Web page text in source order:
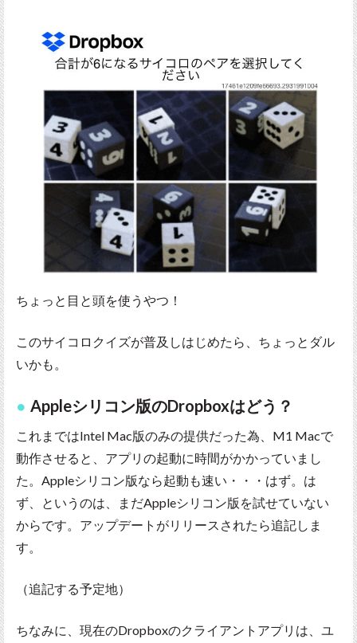
ちょっと目と頭を使うやつ！
このサイコロクイズが普及しはじめたら、ちょっとダル
いかも。
Appleシリコン版のDropboxはどう？
これまではIntel Mac版のみの提供だった為、M1 Macで
動作させると、アプリの起動に時間がかかっていまし
た。Appleシリコン版なら起動も速い・・・はず。は
ず、というのは、まだAppleシリコン版を試せていない
からです。アップデートがリリースされたら追記しま
す。
（追記する予定地）
ちなみに、現在のDropboxのクライアントアプリは、ユ